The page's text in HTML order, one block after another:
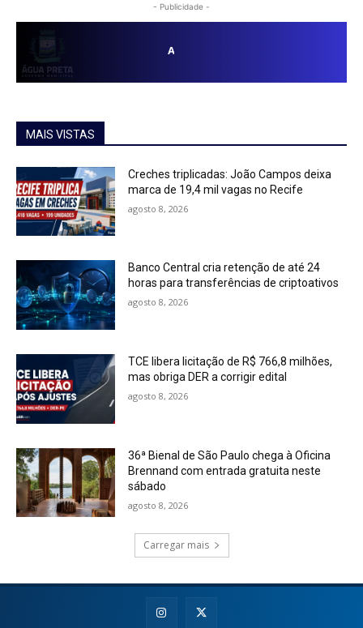
- Publicidade -
MAIS VISTAS
Creches triplicadas: João Campos deixa
marca de 19,4 mil vagas no Recife
agosto 8, 2026
Banco Central cria retenção de até 24
horas para transferências de criptoativos
agosto 8, 2026
TCE libera licitação de R$ 766,8 milhões,
mas obriga DER a corrigir edital
agosto 8, 2026
36ª Bienal de São Paulo chega à Oficina
Brennand com entrada gratuita neste
sábado
agosto 8, 2026
Carregar mais